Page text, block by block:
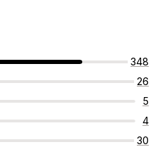
348
26
5
4
30